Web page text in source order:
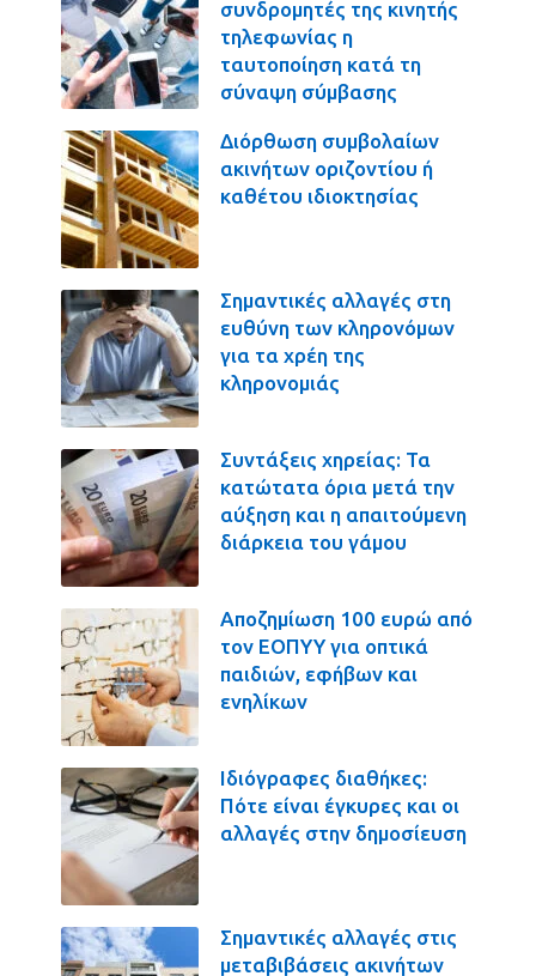
συνδρομητές της κινητής
τηλεφωνίας η
ταυτοποίηση κατά τη
σύναψη σύμβασης
Διόρθωση συμβολαίων
ακινήτων οριζοντίου ή
καθέτου ιδιοκτησίας
Σημαντικές αλλαγές στη
ευθύνη των κληρονόμων
για τα χρέη της
κληρονομιάς
Συντάξεις χηρείας: Τα
κατώτατα όρια μετά την
αύξηση και η απαιτούμενη
διάρκεια του γάμου
Αποζημίωση 100 ευρώ από
τον ΕΟΠΥΥ για οπτικά
παιδιών, εφήβων και
ενηλίκων
Ιδιόγραφες διαθήκες:
Πότε είναι έγκυρες και οι
αλλαγές στην δημοσίευση
Σημαντικές αλλαγές στις
μεταβιβάσεις ακινήτων